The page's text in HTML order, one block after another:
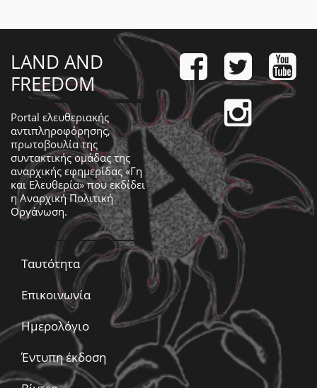
LAND AND
FREEDOM
Portal ελευθεριακής
αντιπληροφόρησης,
πρωτοβουλία της
συντακτικής ομάδας της
αναρχικής εφημερίδας «Γη
και Ελευθερία» που εκδίδει
ηΑναρχική Πολιτική
Οργάνωση.
Ταυτότητα
Επικοινωνία
Ημερολόγιο
Έντυπη έκδοση